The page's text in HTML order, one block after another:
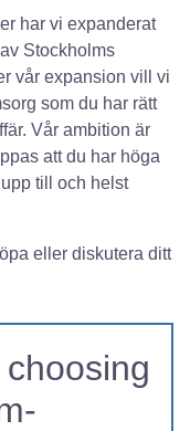
har vi expanderat
Stockholms
vår expansion vill vi
som du har rätt
Vår ambition är
att du har höga
till och helst
eller diskutera ditt